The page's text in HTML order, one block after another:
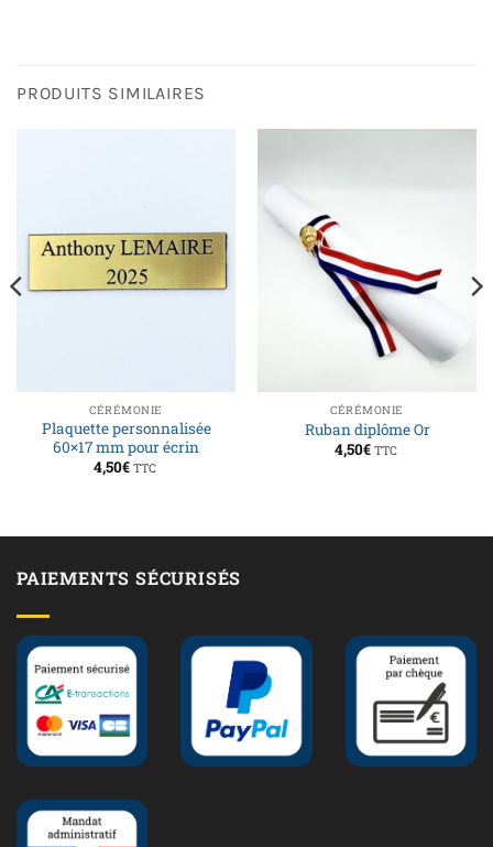
PRODUITS SIMILAIRES
CÉRÉMONIE
Plaquette personnalisée
60×17 mm pour écrin
4,50€ TTC
CÉRÉMONIE
Ruban diplôme Or
4,50€ TTC
PAIEMENTS SÉCURISÉS